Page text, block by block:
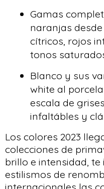
Gamas
naranjas
cítricos, rojos
tonos
Blanco y sus
white al
escala de
infaltábles y
Los colores 2023
colecciones de
brillo e intensidad,
estilismos de